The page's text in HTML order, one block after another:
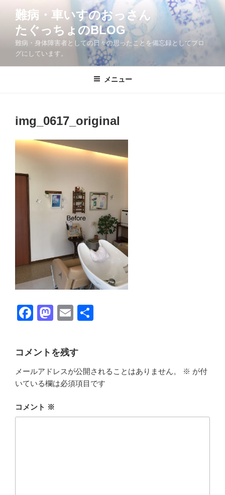
へ
難病・車いすのおっさん
たぐっちょのBLOG
難病・身体障害者としての日々の思ったことを備忘録としてブロ
グにしています。
メニュー
img_0617_original
F
c
e
b
o
o
M
st
o
d
o
n
E
ail
コメントを残す
メールアドレスが公開されることはありません。 ※ が付
いている欄は必須項目です
コメント ※